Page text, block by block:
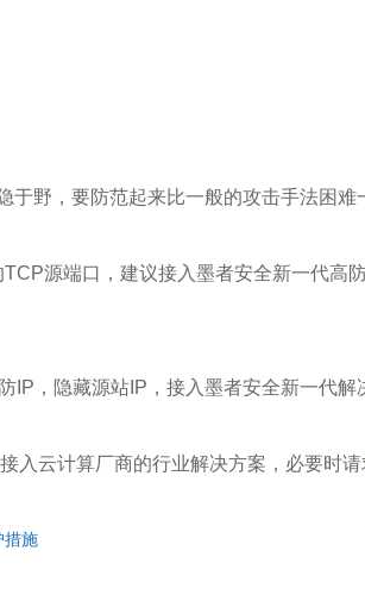
于野，要防范起来比一般的攻击手法困难
源端口，建议接入墨者安全新一代高
IP，隐藏源站IP，接入墨者安全新一代解
入云计算厂商的行业解决方案，必要时请
措施